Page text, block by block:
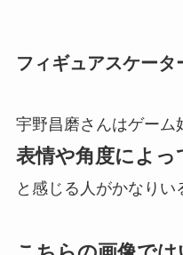
フィギュアスケータ
宇野昌磨さんはゲーム
表情や角度によっ
と感じる人がかなりい